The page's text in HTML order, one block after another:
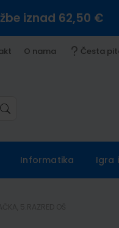
iznad 62,50 €
O nama Česta
Informatika Igra